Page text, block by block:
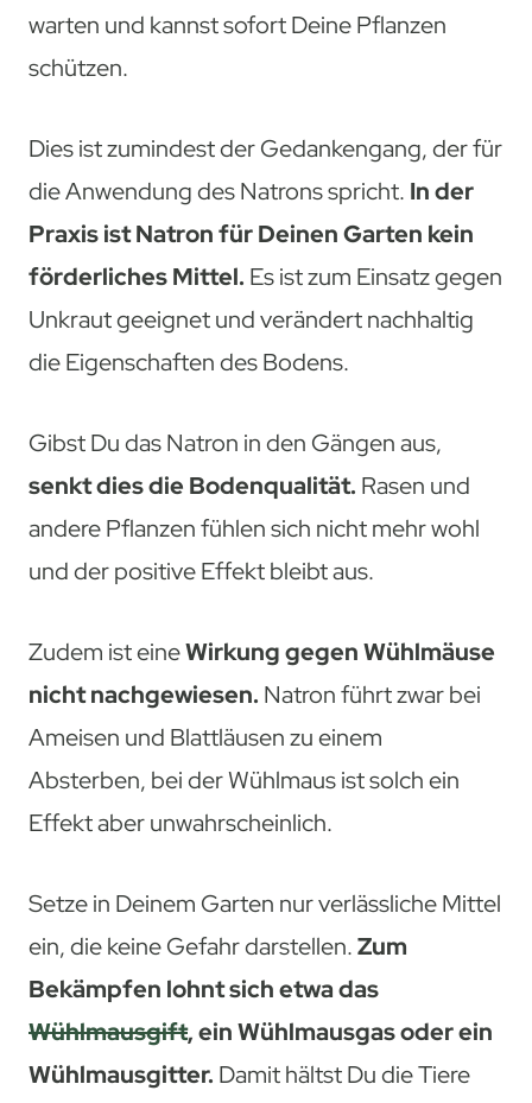
warten und kannst sofort Deine Pflanzen
schützen.
Dies ist zumindest der Gedankengang, der für
die Anwendung des Natrons spricht. In der
Praxis ist Natron für Deinen Garten kein
förderliches Mittel. Es ist zum Einsatz gegen
Unkraut geeignet und verändert nachhaltig
die Eigenschaften des Bodens.
Gibst Du das Natron in den Gängen aus,
senkt dies die Bodenqualität. Rasen und
andere Pflanzen fühlen sich nicht mehr wohl
und der positive Effekt bleibt aus.
Zudem ist eineWirkung gegen Wühlmäuse
nicht nachgewiesen. Natron führt zwar bei
Ameisen und Blattläusen zu einem
Absterben, bei der Wühlmaus ist solch ein
Effekt aber unwahrscheinlich.
Setze in Deinem Garten nur verlässliche Mittel
ein, die keine Gefahr darstellen.Zum
Bekämpfen lohnt sich etwa das
Wühlmausgift, ein Wühlmausgas oder ein
Wühlmausgitter. Damit hältst Du die Tiere